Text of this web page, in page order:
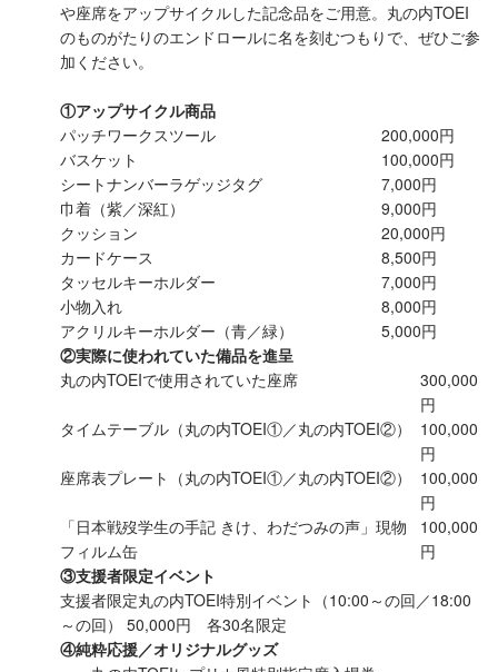
や座席をアップサイクルした記念品をご用意。丸の内TOEI
のものがたりのエンドロールに名を刻むつもりで、ぜひご参
加ください。
①アップサイクル商品
パッチワークスツール
200,000円
バスケット
100,000円
シートナンバーラゲッジタグ
7,000円
巾着（紫／深紅）
9,000円
クッション
20,000円
カードケース
8,500円
タッセルキーホルダー
7,000円
小物入れ
8,000円
アクリルキーホルダー（青／緑）
5,000円
②実際に使われていた備品を進呈
丸の内TOEIで使用されていた座席
300,000
円
タイムテーブル（丸の内TOEI①／丸の内TOEI②）
100,000
円
座席表プレート（丸の内TOEI①／丸の内TOEI②）
100,000
円
「日本戦歿学生の手記 きけ、わだつみの声」現物
フィルム缶
100,000
円
③支援者限定イベント
支援者限定丸の内TOEI特別イベント（10:00～の回／18:00
～の回） 50,000円 各30名限定
④純粋応援／オリジナルグッズ